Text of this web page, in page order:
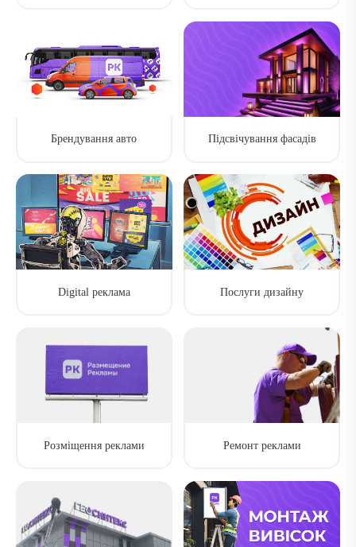
Брендування авто Підсвічування фасадів
Digital реклама Послуги дизайну
Розміщення реклами Ремонт реклами